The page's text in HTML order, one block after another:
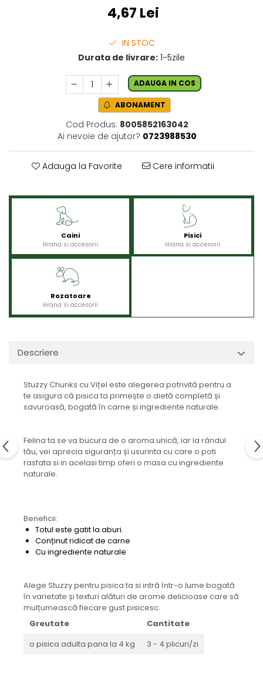
4,67 Lei
IN STOC
Durata de livrare: 1-5zile
ADAUGA IN COS
ABONAMENT
Cod Produs: 8005852163042
Ai nevoie de ajutor? 0723988530
Adauga la Favorite Cere informatii
Caini
Hrana si accesorii
Pisici
Hrana si accesorii
Rozatoare
Hrana si accesorii
Descriere
Stuzzy Chunks cu Vițel este alegerea potrivită pentru a
te asigura că pisica ta primește o dietă completă și
savuroasă, bogată în carne și ingrediente naturale.
Felina ta se va bucura de o aroma unică, iar la rândul
tău, vei aprecia siguranța și usurinta cu care o poti
rasfata si in acelasi timp oferi o masa cu ingrediente
naturale.
Beneficii:
Totul este gatit la aburi.
Conținut ridicat de carne
Cu ingrediente naturale
Alege Stuzzy pentru pisica ta si intră într-o lume bogată
în varietate și texturi alături de arome delicioase care să
mulțumească fiecare gust pisicesc.
Greutate
Cantitate
o pisica adulta pana la 4 kg
3 - 4 plicuri/zi